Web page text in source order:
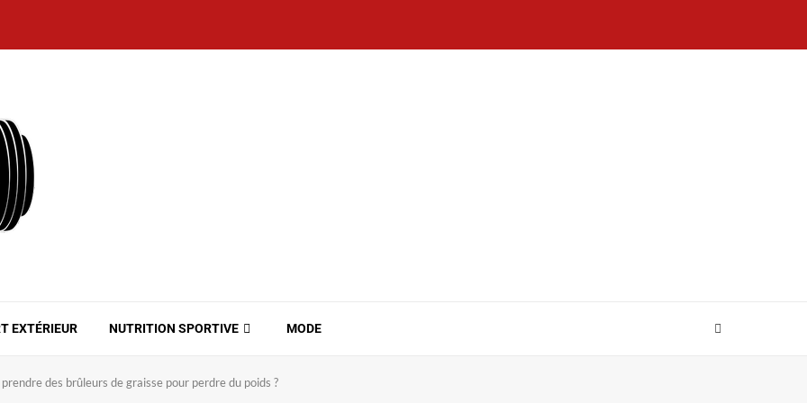
EXTÉRIEUR NUTRITION SPORTIVE MODE
des brûleurs de graisse pour perdre du poids ?